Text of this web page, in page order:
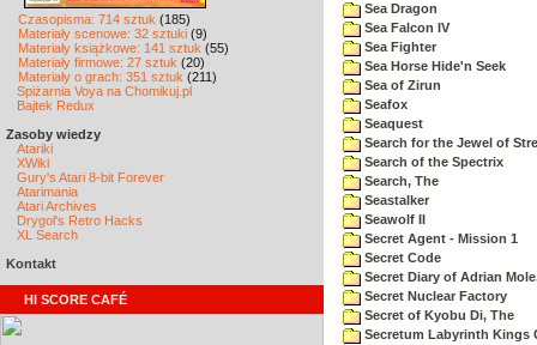
Czasopisma: 714 sztuk (185)
Materiały scenowe: 32 sztuki (9)
Materiały książkowe: 141 sztuk (55)
Materiały firmowe: 27 sztuk (20)
Materiały o grach: 351 sztuk (211)
Spiżarnia Voya na Chomikuj.pl
Bajtek Redux
Zasoby wiedzy
Atariki
XWiki
Gury's Atari 8-bit Forever
Atarimania
Atari Archives
Drygol's Retro Hacks
XL Search
Kontakt
HI SCORE CAFÉ
Sea Dragon
Sea Falcon IV
Sea Fighter
Sea Horse Hide'n Seek
Sea of Zirun
Seafox
Seaquest
Search for the Jewel of
Search of the Spectrix
Search, The
Seastalker
Seawolf II
Secret Agent - Mission 1
Secret Code
Secret Diary of Adrian
Secret Nuclear Factory
Secret of Kyobu Di, The
Secretum Labyrinth Kings